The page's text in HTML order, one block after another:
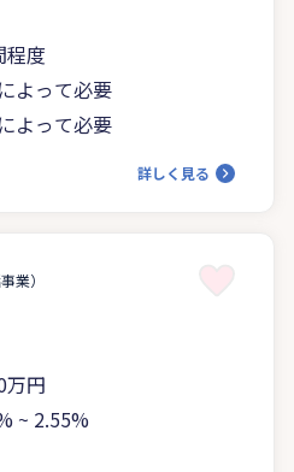
程度
よって必要
よって必要
詳しく見る
業）
万円
~ 2.55%